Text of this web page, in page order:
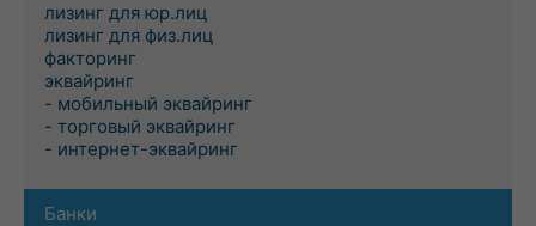
лизинг для юр.лиц
лизинг для физ.лиц
факторинг
эквайринг
- мобильный эквайринг
- торговый эквайринг
- интернет-эквайринг
Банки